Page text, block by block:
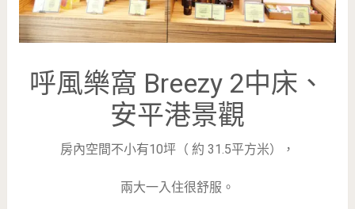
呼風樂窩 Breezy 2中床、
安平港景觀
房內空間不小有10坪（ 約 31.5平方米），
兩大一入住很舒服。